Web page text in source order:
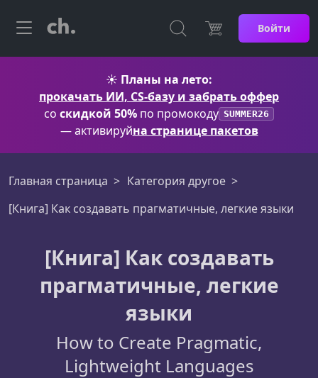
Войти
☀️ Планы на лето:
прокачать ИИ, CS-базу и забрать оффер
со скидкой 50% по промокоду SUMMER26
— активируйна странице пакетов
Главная страница
Категория другое
[Книга] Как создавать прагматичные, легкие языки
[Книга] Как создавать
прагматичные, легкие
языки
How to Create Pragmatic,
Lightweight Languages